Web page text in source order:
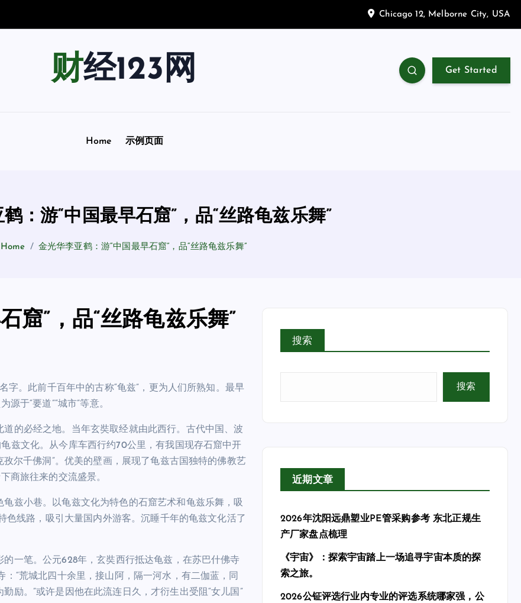
Chicago 12, Melborne City, USA
财经123网 Get Started
Home 示例页面
：游“中国最早石窟”，品“丝路龟兹乐舞”
Home 金光华李亚鹤：游“中国最早石窟”，品“丝路龟兹乐舞”
窟”，品“丝路龟兹乐舞”
字。此前千百年中的古称“龟兹”，更为人们所熟知。最早
于“要道”“城市”等意。
的必经之地。当年玄奘取经就由此西行。古代中国、波
兹文化。从今库车西行约70公里，有我国现存石窟中开
尔千佛洞”。优美的壁画，展现了龟兹古国独特的佛教艺
商旅往来的交流盛景。
兹小巷。以龟兹文化为特色的石窟艺术和龟兹乐舞，吸
色线路，吸引大量国内外游客。沉睡千年的龟兹文化活了
一笔。公元628年，玄奘西行抵达龟兹，在苏巴什佛寺
“荒城北四十余里，接山阿，隔一河水，有二伽蓝，同
励。”或许是因他在此流连日久，才衍生出受阻“女儿国”
搜索
搜索
近期文章
2026年沈阳远鼎塑业PE管采购参考 东北正规生
产厂家盘点梳理
《宇宙》：探索宇宙踏上一场追寻宇宙本质的探
索之旅。
2026公钲评选行业内专业的评选系统哪家强，公